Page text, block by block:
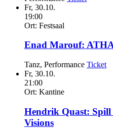
Fr, 30.10.
19:00
Ort: Festsaal
Enad Marouf:
Tanz, Performance Ticket
Fr, 30.10.
21:00
Ort: Kantine
Hendrik Quast: Spill
Visions